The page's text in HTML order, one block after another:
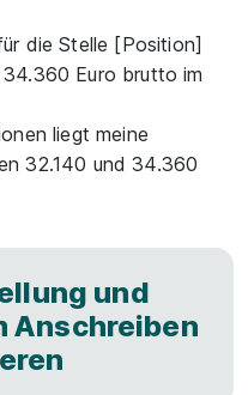
die Stelle [Position]
Euro brutto im
liegt meine
32.140 und 34.360
und
Anschreiben